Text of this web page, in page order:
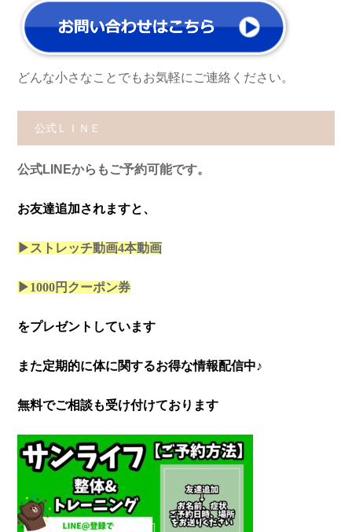
どんな小さなことでもお気軽にご連絡ください。
公式ＬＩＮＥ
公式LINEからもご予約可能です。
お友達追加されますと、
▶ストレッチ動画4本動画
▶1000円クーポン券
をプレゼントしています
また定期的に体に関するお得な情報配信中♪
無料でご相談も受け付けております